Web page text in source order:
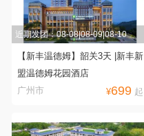
近期发团：08-08|08-09|08-10
【新丰温德姆】韶关3天 |新丰新
盟温德姆花园酒店
广州市
¥699 起